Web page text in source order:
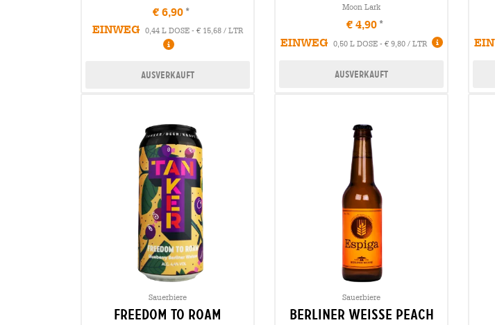
€ 6,90
EINWEG
0,44 L DOSE - € 15,68 / LTR
Ausverkauft
Moon Lark
€ 4,90
EINWEG
0,50 L DOSE - € 9,80 / LTR
Ausverkauft
Sauerbiere
freedom to roam
Sauerbiere
berliner weisse peach